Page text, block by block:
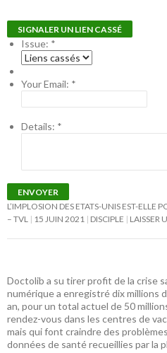
SIGNALER UN LIEN CASSÉ
Issue: *
Your Email: *
Details: *
ENVOYER
L’IMPLOSION DES ETATS-UNIS EST-ELLE
– TVL
15 JUIN 2021 DISCIPLE LAISSER
Doctolib a su tirer profit de la crise
numérique a enregistré dix millions
an, pour un total actuel de 50
rendez-vous dans les centres de
mais qui font craindre des
données de santé recueillies par la